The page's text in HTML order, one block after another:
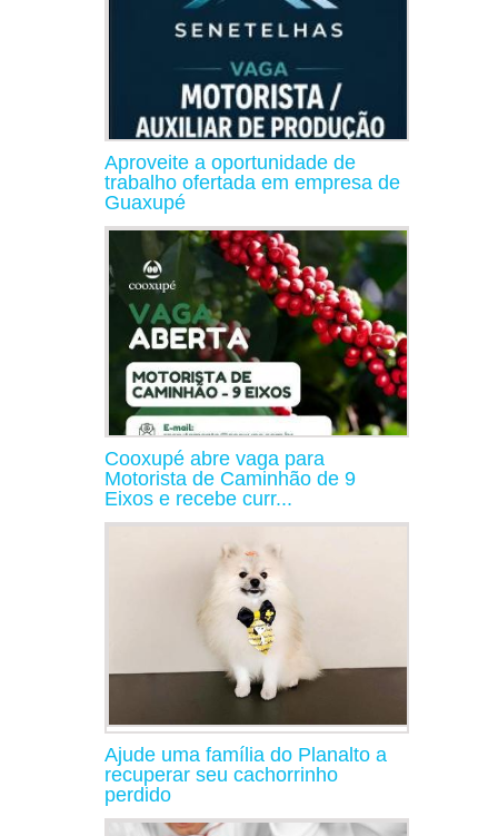
Aproveite a oportunidade de
trabalho ofertada em empresa de
Guaxupé
Cooxupé abre vaga para
Motorista de Caminhão de 9
Eixos e recebe curr...
Ajude uma família do Planalto a
recuperar seu cachorrinho
perdido